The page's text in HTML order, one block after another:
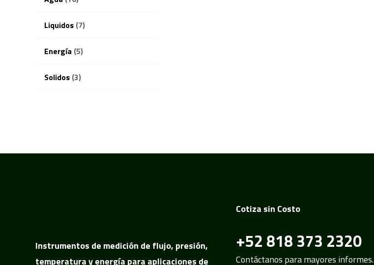
Liquidos (7)
Energía (5)
Solidos (3)
Instrumentos de medición de flujo, presión,
temperatura y energía para aplicaciones de
Cotiza sin Costo
+52 818 373 2320
Contáctanos para mayores informes.